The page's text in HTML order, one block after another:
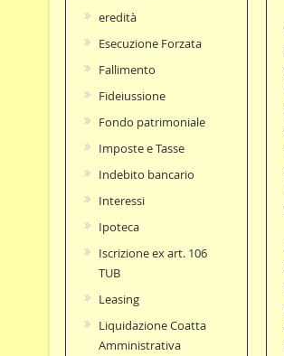
eredità
Esecuzione Forzata
Fallimento
Fideiussione
Fondo patrimoniale
Imposte e Tasse
Indebito bancario
Interessi
Ipoteca
Iscrizione ex art. 106
TUB
Leasing
Liquidazione Coatta
Amministrativa